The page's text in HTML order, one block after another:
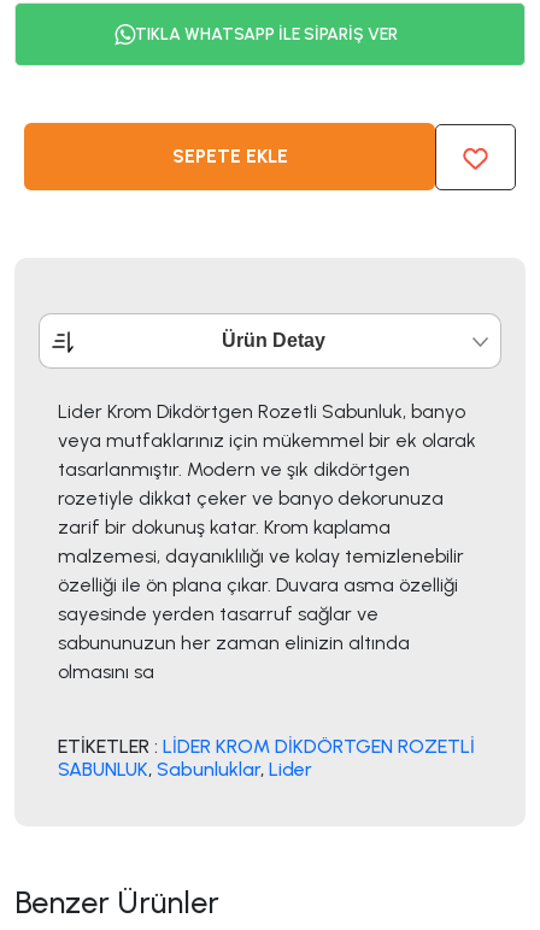
TIKLA WHATSAPP İLE SİPARİŞ VER
SEPETE EKLE
Ürün Detay
Lider Krom Dikdörtgen Rozetli Sabunluk, banyo
veya mutfaklarınız için mükemmel bir ek olarak
tasarlanmıştır. Modern ve şık dikdörtgen
rozetiyle dikkat çeker ve banyo dekorunuza
zarif bir dokunuş katar. Krom kaplama
malzemesi, dayanıklılığı ve kolay temizlenebilir
özelliği ile ön plana çıkar. Duvara asma özelliği
sayesinde yerden tasarruf sağlar ve
sabununuzun her zaman elinizin altında
olmasını sa
ETİKETLER : LİDER KROM DİKDÖRTGEN ROZETLİ
SABUNLUK, Sabunluklar, Lider
Benzer Ürünler